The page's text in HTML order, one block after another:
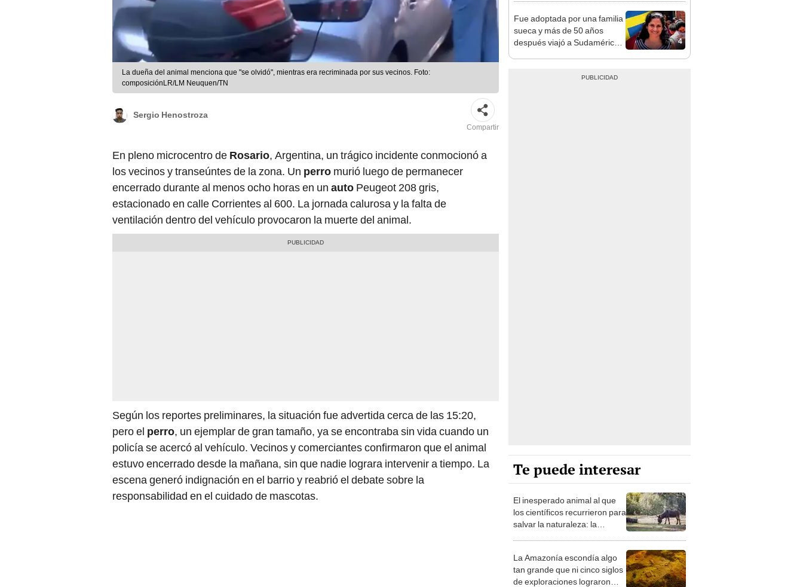
La dueña del animal menciona que "se olvidó", mientras era recriminada por sus vecinos. Foto:
composiciónLR/LM Neuquen/TN
Sergio Henostroza
Compartir
En pleno microcentro de Rosario, Argentina, un trágico incidente conmocionó a
los vecinos y transeúntes de la zona. Un perro murió luego de permanecer
encerrado durante al menos ocho horas en un auto Peugeot 208 gris,
estacionado en calle Corrientes al 600. La jornada calurosa y la falta de
ventilación dentro del vehículo provocaron la muerte del animal.
Según los reportes preliminares, la situación fue advertida cerca de las 15:20,
pero el perro, un ejemplar de gran tamaño, ya se encontraba sin vida cuando un
policía se acercó al vehículo. Vecinos y comerciantes confirmaron que el animal
estuvo encerrado desde la mañana, sin que nadie lograra intervenir a tiempo. La
escena generó indignación en el barrio y reabrió el debate sobre la
responsabilidad en el cuidado de mascotas.
un refugio por 2 horas
4
Fue adoptada por una familia
sueca y más de 50 años
después viajó a Sudamérica
Te puede interesar
El inesperado animal al que
los científicos recurrieron para
salvar la naturaleza: la
desierto en un paisaje con
más vida
La Amazonía escondía algo
tan grande que ni cinco siglos
de exploraciones lograron